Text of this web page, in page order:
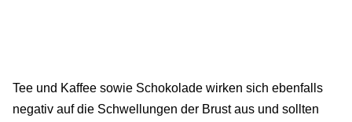
Tee und Kaffee sowie Schokolade wirken sich ebenfalls
negativ auf die Schwellungen der Brust aus und sollten